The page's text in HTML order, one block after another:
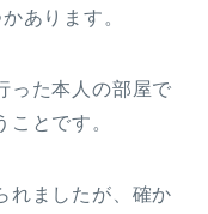
あります。
った本人の部屋で
とです。
れましたが、確か